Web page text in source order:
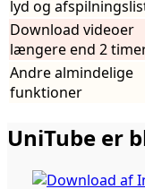
lyd og
Download videoer
længere end 2
Andre almindelige
funktioner
UniTube er